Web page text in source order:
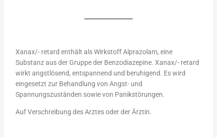
Xanax/- retard enthält als Wirkstoff Alprazolam, eine
Substanz aus der Gruppe der Benzodiazepine. Xanax/- retard
wirkt angstlösend, entspannend und beruhigend. Es wird
eingesetzt zur Behandlung von Angst- und
Spannungszuständen sowie von Panikstörungen.
Auf Verschreibung des Arztes oder der Ärztin.